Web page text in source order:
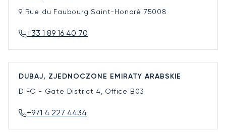
9 Rue du Faubourg Saint-Honoré 75008
+33 1 89 16 40 70
DUBAJ, ZJEDNOCZONE EMIRATY ARABSKIE
DIFC - Gate District 4, Office B03
+971 4 227 4434